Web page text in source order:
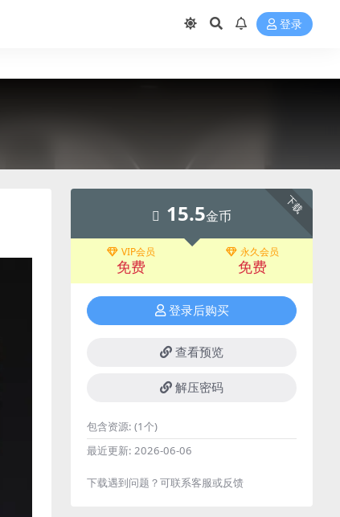
登录
下载
15.5金币
VIP会员
免费
永久会员
免费
登录后购买
查看预览
解压密码
包含资源: (1个)
最近更新: 2026-06-06
下载遇到问题？可联系客服或反馈